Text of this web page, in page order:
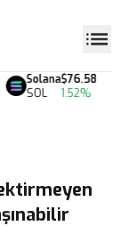
Solana
SOL
$76.58
1.52%